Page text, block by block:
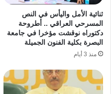
ثنائية الأمل واليأس في النص
المسرحي العراقي .. أطروحة
دكتوراه نوقشت مؤخرا في جامعة
البصرة بكلية الفنون الجميلة
منذ 3 أيام